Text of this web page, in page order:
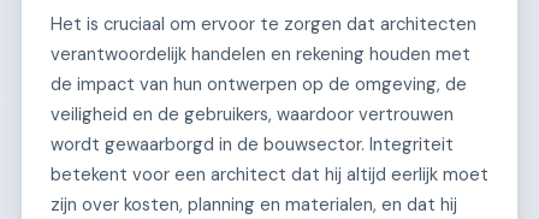
Het is cruciaal om ervoor te zorgen dat architecten
verantwoordelijk handelen en rekening houden met
de impact van hun ontwerpen op de omgeving, de
veiligheid en de gebruikers, waardoor vertrouwen
wordt gewaarborgd in de bouwsector. Integriteit
betekent voor een architect dat hij altijd eerlijk moet
zijn over kosten, planning en materialen, en dat hij